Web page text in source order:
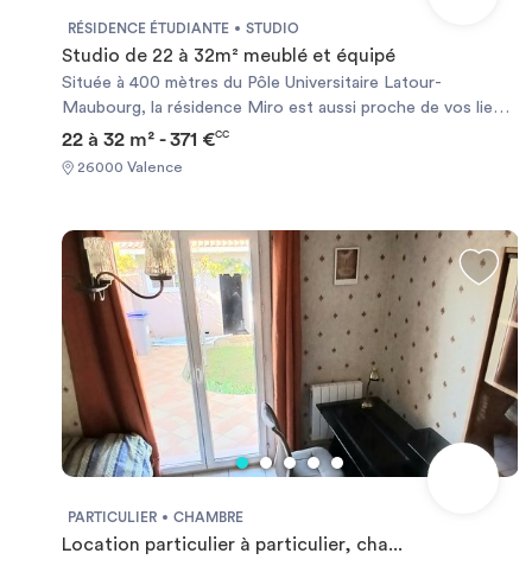
RÉSIDENCE ÉTUDIANTE STUDIO
Studio de 22 à 32m² meublé et équipé
Située à 400 mètres du Pôle Universitaire Latour-
Maubourg, la résidence Miro est aussi proche de vos lieux
d´études que des commerces. Cette résidence vous
permet de profiter de tous les atouts du centre ville et de
son animation. Chauffage électrique et ballon d’eau chaude
22 à 32 m² - 371 €CC
26000 Valence
PARTICULIER CHAMBRE
Location particulier à particulier, cha...